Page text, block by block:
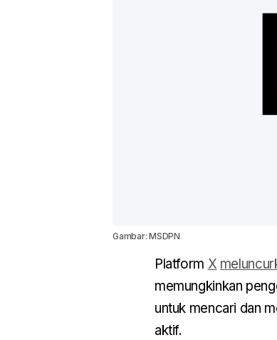
Gambar: MSDPN
Platform X
memungkinkan
untuk mencari dan
aktif.